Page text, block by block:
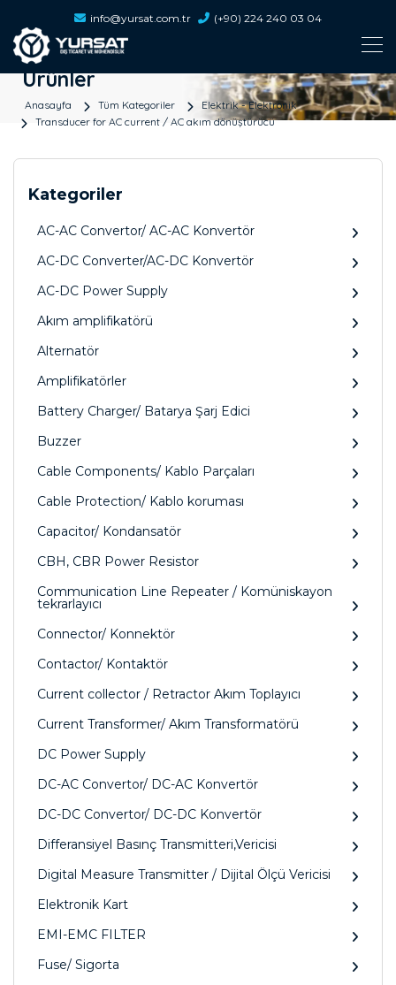
info@yursat.com.tr (+90) 224 240 03 04
Ürünler
Anasayfa Tüm Kategoriler
Elektrik - Elektronik
Transducer for AC current / AC akım dönüştürücü
Kategoriler
AC-AC Convertor/ AC-AC Konvertör
AC-DC Converter/AC-DC Konvertör
AC-DC Power Supply
Akım amplifikatörü
Alternatör
Amplifikatörler
Battery Charger/ Batarya Şarj Edici
Buzzer
Cable Components/ Kablo Parçaları
Cable Protection/ Kablo koruması
Capacitor/ Kondansatör
CBH, CBR Power Resistor
Communication Line Repeater / Komüniskayon
tekrarlayıcı
Connector/ Konnektör
Contactor/ Kontaktör
Current collector / Retractor Akım Toplayıcı
Current Transformer/ Akım Transformatörü
DC Power Supply
DC-AC Convertor/ DC-AC Konvertör
DC-DC Convertor/ DC-DC Konvertör
Differansiyel Basınç Transmitteri,Vericisi
Digital Measure Transmitter / Dijital Ölçü Vericisi
Elektronik Kart
EMI-EMC FILTER
Fuse/ Sigorta